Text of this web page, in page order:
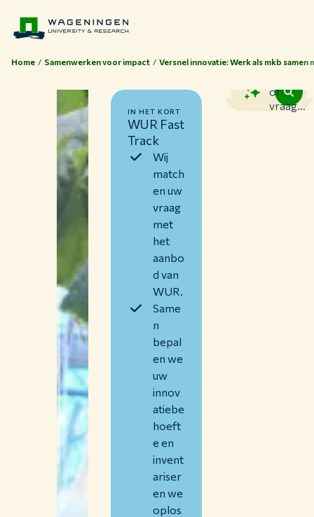
Thema's
Studeren bij WUR
Samenwerken met WUR
Over WUR
WERKEN BIJ WUR
HUIDIGE STUDENTEN
Home Samenwerken voor impact Versnel innovatie: Werk als mkb samen
WUR Fast
Track
IN HET KORT
Wij
match
en uw
vraag
met
het
aanbo
d van
WUR.
Same
n
bepal
en we
uw
innov
atiebe
hoeft
e en
invent
ariser
en we
oplos
of
vraag...